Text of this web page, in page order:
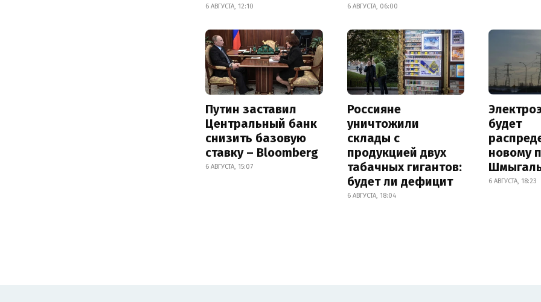
6 АВГУСТА, 12:10 6 АВГУСТА, 06:00
Путин заставил
Центральный банк
снизить базовую
ставку – Bloomberg
6 АВГУСТА, 15:07
Россияне
уничтожили
склады с
продукцией двух
табачных гигантов:
будет ли дефицит
6 АВГУСТА, 18:04
будет
новому
6 АВГУСТА, 18:23